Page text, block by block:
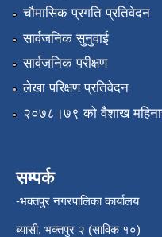
चौमासिक प्रगति प्रतिवेदन
सार्वजनिक सुनुवाई
सार्वजनिक परीक्षण
लेखा परिक्षण प्रतिवेदन
२०७८।७९ को वैशाख
सम्पर्क
-भक्तपुर नगरपालिका कार्यालय
ब्यासी, भक्तपुर २ (साविक १०)